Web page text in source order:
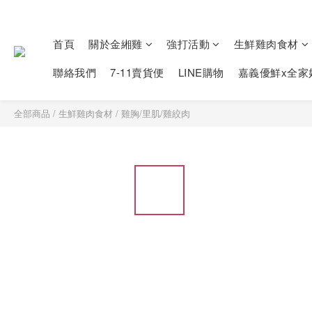
首頁 關於金緗雞 強打活動
生鮮雞肉食材
聯絡我們
7-11賣貨便 LINE購物 嘉義優鮮x全家
全部商品 / 生鮮雞肉食材 / 雞胸/里肌/雞絞肉